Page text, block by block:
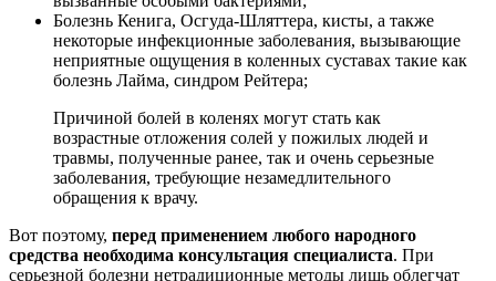
Болезнь Кенига, Осгуда-Шляттера, кисты, а также
некоторые инфекционные заболевания, вызывающие
неприятные ощущения в коленных суставах такие как
болезнь Лайма, синдром Рейтера;
Причиной болей в коленях могут стать как
возрастные отложения солей у пожилых людей и
травмы, полученные ранее, так и очень серьезные
заболевания, требующие незамедлительного
обращения к врачу.
Вот поэтому, перед применением любого народного
средства необходима консультация специалиста. При
серьезной болезни нетрадиционные методы лишь облегчат